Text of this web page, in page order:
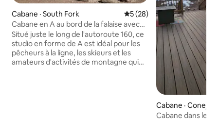
Cabane · South Fork Note moyenne de 5 sur 5,
5 (28)
Cabane en A au bord de la falaise avec
ours
Situé juste le long de l'autoroute 160, ce
studio en forme de A est idéal pour les
pêcheurs à la ligne, les skieurs et les
amateurs d'activités de montagne qui
Cabane ·
Cabane dans les